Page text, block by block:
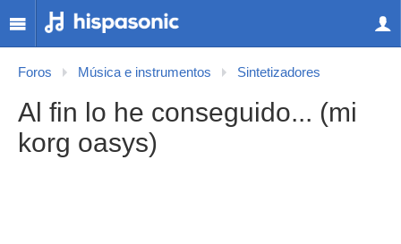
Foros Música e instrumentos Sintetizadores
Al fin lo he conseguido... (mi
korg oasys)